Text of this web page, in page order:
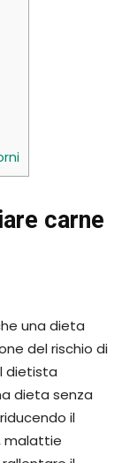
carne
una dieta
del rischio di
dietista
dieta senza
il
malattie